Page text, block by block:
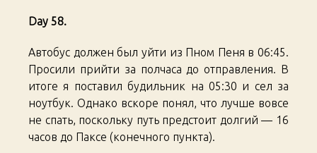
Day 58.
Автобус должен был уйти из Пном Пеня в 06:45.
Просили прийти за полчаса до отправления. В
итоге я поставил будильник на 05:30 и сел за
ноутбук. Однако вскоре понял, что лучше вовсе
не спать, поскольку путь предстоит долгий — 16
часов до Паксе (конечного пункта).